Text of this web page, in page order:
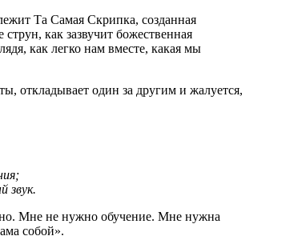
как зазвучит божественная
как легко нам вместе, какая мы
откладывает один за другим и жалуется,
звук.
Мне не нужно обучение. Мне нужна
собой».